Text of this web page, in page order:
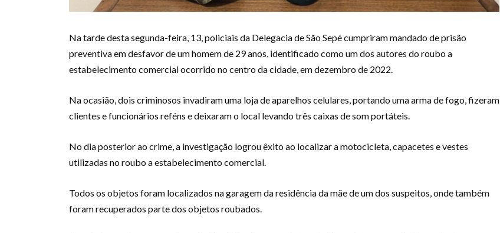
Na tarde desta segunda-feira, 13, policiais da Delegacia de São Sepé cumpriram mandado de prisão
preventiva em desfavor de um homem de 29 anos, identificado como um dos autores do roubo a
estabelecimento comercial ocorrido no centro da cidade, em dezembro de 2022.
Na ocasião, dois criminosos invadiram uma loja de aparelhos celulares, portando uma arma de fogo, fizeram
clientes e funcionários reféns e deixaram o local levando três caixas de som portáteis.
No dia posterior ao crime, a investigação logrou êxito ao localizar a motocicleta, capacetes e vestes
utilizadas no roubo a estabelecimento comercial.
Todos os objetos foram localizados na garagem da residência da mãe de um dos suspeitos, onde também
foram recuperados parte dos objetos roubados.